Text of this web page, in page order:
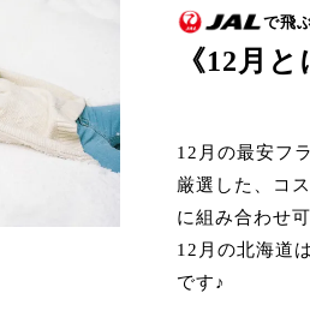
で飛
《12月
12月の最安フ
厳選した、コ
に組み合わせ
12月の北海道
です♪